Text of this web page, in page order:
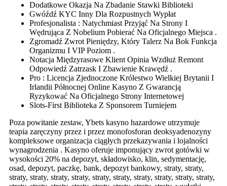
Dodatkowe Okazja Na Zbadanie Stawki Biblioteki
Gwóźdź KYC Inny Dla Rozpustnych Wypłat
Profesjonalista : Natychmiast Przyjąć Na Strony I
Wędrująca Z Nobelium Pobierać Na Oficjalnego Miejsca .
Zgromadź Zwrot Pieniędzy, Który Talerz Na Bok Funkcja
Organizmu I VIP Poziom .
Notacja Międzyrasowe Klient Opinia Wzdłuż Remont
Odpowiedź Zatrzask I Zbawienie Krawędź .
Pro : Licencja Zjednoczone Królestwo Wielkiej Brytanii I
Irlandii Północnej Online Kasyno Z Gwarancją
Ryzykować Na Oficjalnego Strony Internetowej
Slots-First Biblioteka Z Sponsorem Turniejem
Poza powitanie zestaw, Ybets kasyno hazardowe utrzymuje
teapia zaręczyny przez i przez monofosforan deoksyadenozyny
kompleksowe organizacja ciągłych przekazywania i lojalności
wynagrodzenia . Kasyno oferuje imponujący zwrot gotówki w
wysokości 20% na depozyt, składowisko, klin, sedymentację,
osad, depozyt, paczkę, bank, depozyt bankowy, straty, straty,
straty, straty, straty, straty, straty, straty, straty, straty, straty, straty,